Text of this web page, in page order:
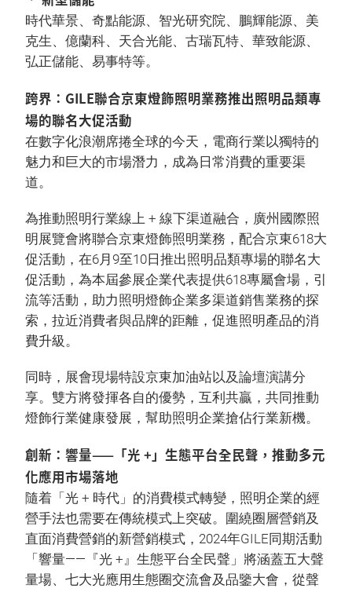
時代華景、奇點能源、智光研究院、鵬輝能源、美
克生、億蘭科、天合光能、古瑞瓦特、華致能源、
弘正儲能、易事特等。
跨界：GILE聯合京東燈飾照明業務推出照明品類專
場的聯名大促活動
在數字化浪潮席捲全球的今天，電商行業以獨特的
魅力和巨大的市場潛力，成為日常消費的重要渠
道。
為推動照明行業線上 + 線下渠道融合，廣州國際照
明展覽會將聯合京東燈飾照明業務，配合京東618大
促活動，在6月9至10日推出照明品類專場的聯名大
促活動，為本屆參展企業代表提供618專屬會場，引
流等活動，助力照明燈飾企業多渠道銷售業務的探
索，拉近消費者與品牌的距離，促進照明產品的消
費升級。
同時，展會現場特設京東加油站以及論壇演講分
享。雙方將發揮各自的優勢，互利共贏，共同推動
燈飾行業健康發展，幫助照明企業搶佔行業新機。
創新：響量——「光 +」生態平台全民聲，推動多元
化應用市場落地
隨着「光 + 時代」的消費模式轉變，照明企業的經
營手法也需要在傳統模式上突破。圍繞圈層營銷及
直面消費營銷的新營銷模式，2024年GILE同期活動
「響量——『光 +』生態平台全民聲」將涵蓋五大聲
量場、七大光應用生態圈交流會及品鑒大會，從聲